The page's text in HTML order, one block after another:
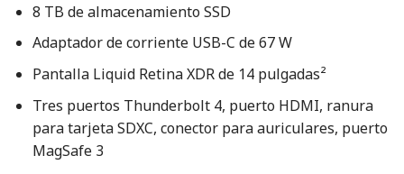
8 TB de almacenamiento SSD
Adaptador de corriente USB-C de 67 W
Pantalla Liquid Retina XDR de 14 pulgadas²
Tres puertos Thunderbolt 4, puerto HDMI, ranura
para tarjeta SDXC, conector para auriculares, puerto
MagSafe 3